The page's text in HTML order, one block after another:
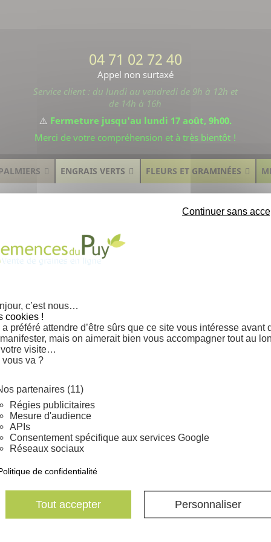
c’est nous…
cookies !
a préféré attendre d’être sûrs que ce site vous intéresse avant
mais on aimerait bien vous accompagner tout au
visite…
vous va ?
partenaires (11)
Régies publicitaires
Mesure d'audience
APIs
Consentement spécifique aux services Google
Réseaux sociaux
Tout accepter
Continuer sans
Personnaliser
de confidentialité
04 71 02 72 40
Appel non surtaxé
Service client : du lundi au vendredi de 9h à 12h et
de 14h à 16h
⚠️ Fermeture jusqu'au lundi 17 août, 9h00.
Merci de votre compréhension et à très bientôt !
ENGRAIS VERTS FLEURS ET GRAMINÉES
Veuillez nous excuser pour le désagrément.
lock
J'accepte les conditions générales et la politique de